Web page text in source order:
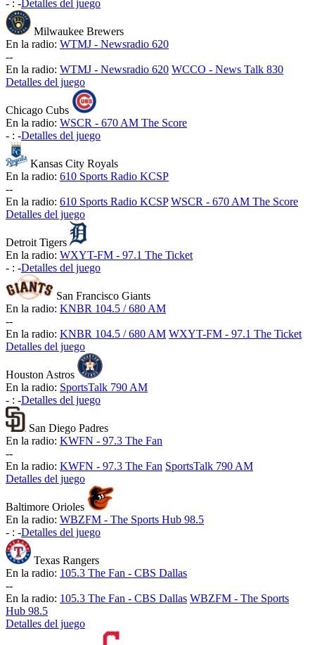
- : - Detalles del juego
Milwaukee Brewers
En la radio: WTMJ - Newsradio 620
--
En la radio: WTMJ - Newsradio 620 WCCO - News Talk 830
Detalles del juego
Chicago Cubs
En la radio: WSCR - 670 AM The Score
- : -Detalles del juego
Kansas City Royals
En la radio: 610 Sports Radio KCSP
--
En la radio: 610 Sports Radio KCSP WSCR - 670 AM The Score
Detalles del juego
Detroit Tigers
En la radio: WXYT-FM - 97.1 The Ticket
- : -Detalles del juego
San Francisco Giants
En la radio: KNBR 104.5 / 680 AM
--
En la radio: KNBR 104.5 / 680 AM WXYT-FM - 97.1 The Ticket
Detalles del juego
Houston Astros
En la radio: SportsTalk 790 AM
- : -Detalles del juego
San Diego Padres
En la radio: KWFN - 97.3 The Fan
--
En la radio: KWFN - 97.3 The Fan SportsTalk 790 AM
Detalles del juego
Baltimore Orioles
En la radio: WBZFM - The Sports Hub 98.5
- : -Detalles del juego
Texas Rangers
En la radio: 105.3 The Fan - CBS Dallas
--
En la radio: 105.3 The Fan - CBS Dallas WBZFM - The Sports
Hub 98.5
Detalles del juego